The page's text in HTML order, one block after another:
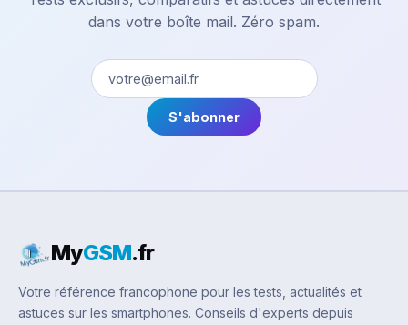
dans votre boîte mail. Zéro spam.
S'abonner
MyGSM.fr
Votre référence francophone pour les tests, actualités et
astuces sur les smartphones. Conseils d'experts depuis